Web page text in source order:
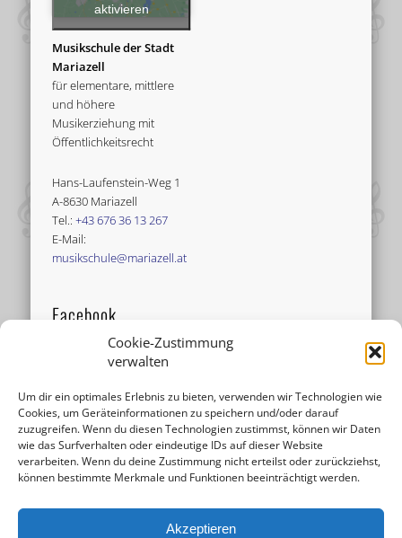
Cookie-Zustimmung
verwalten
Um dir ein optimales Erlebnis zu bieten, verwenden wir Technologien wie
Cookies, um Geräteinformationen zu speichern und/oder darauf
zuzugreifen. Wenn du diesen Technologien zustimmst, können wir Daten
wie das Surfverhalten oder eindeutige IDs auf dieser Website
verarbeiten. Wenn du deine Zustimmung nicht erteilst oder zurückziehst,
können bestimmte Merkmale und Funktionen beeinträchtigt werden.
Akzeptieren
aktivieren
Musikschule der Stadt
Mariazell
für elementare, mittlere
und höhere
Musikerziehung mit
Öffentlichkeitsrecht
Hans-Laufenstein-Weg 1
A-8630 Mariazell
Tel.:+43 676 36 13 267
E-Mail:
musikschule@mariazell.at
Facebook